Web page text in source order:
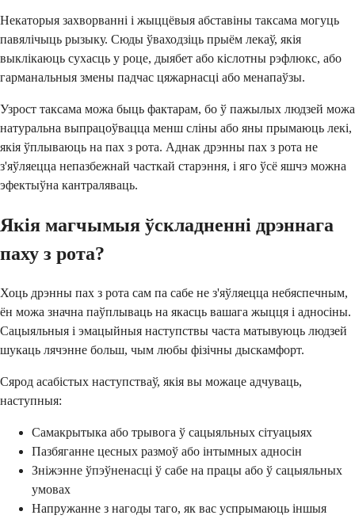
Некаторыя захворванні і жыццёвыя абставіны таксама могуць
павялічыць рызыку. Сюды ўваходзіць прыём лекаў, якія
выклікаюць сухасць у роце, дыябет або кіслотны рэфлюкс, або
гарманальныя змены падчас цяжарнасці або менапаўзы.
Узрост таксама можа быць фактарам, бо ў пажылых людзей можа
натуральна выпрацоўвацца менш сліны або яны прымаюць лекі,
якія ўплываюць на пах з рота. Аднак дрэнны пах з рота не
з'яўляецца непазбежнай часткай старэння, і яго ўсё яшчэ можна
эфектыўна кантраляваць.
Якія магчымыя ўскладненні дрэннага
паху з рота?
Хоць дрэнны пах з рота сам па сабе не з'яўляецца небяспечным,
ён можа значна паўплываць на якасць вашага жыцця і адносіны.
Сацыяльныя і эмацыйныя наступствы часта матывуюць людзей
шукаць лячэнне больш, чым любы фізічны дыскамфорт.
Сярод асабістых наступстваў, якія вы можаце адчуваць,
наступныя:
Самакрытыка або трывога ў сацыяльных сітуацыях
Пазбяганне цесных размоў або інтымных адносін
Зніжэнне ўпэўненасці ў сабе на працы або ў сацыяльных
умовах
Напружанне з нагоды таго, як вас успрымаюць іншыя